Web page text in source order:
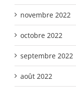
novembre 2022
octobre 2022
septembre 2022
août 2022